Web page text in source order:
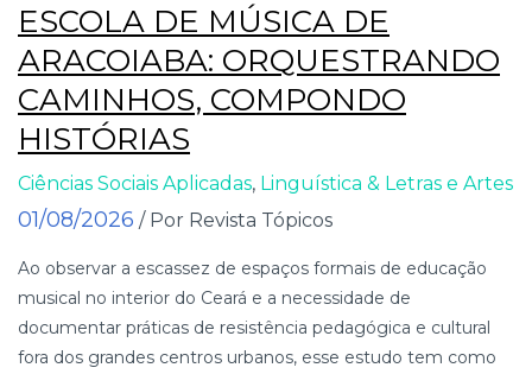
ESCOLA DE MÚSICA DE
ARACOIABA: ORQUESTRANDO
CAMINHOS, COMPONDO
HISTÓRIAS
Ciências Sociais Aplicadas, Linguística & Letras e Artes
01/08/2026 / Por Revista Tópicos
Ao observar a escassez de espaços formais de educação
musical no interior do Ceará e a necessidade de
documentar práticas de resistência pedagógica e cultural
fora dos grandes centros urbanos, esse estudo tem como